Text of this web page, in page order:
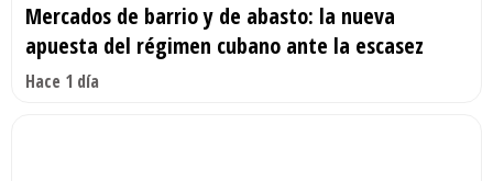
Mercados de barrio y de abasto: la nueva
apuesta del régimen cubano ante la escasez
Hace 1 día